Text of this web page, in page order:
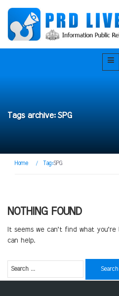
Tags archive: SPG
Home / Tag:SPG
NOTHING FOUND
It seems we can’t find what
can help.